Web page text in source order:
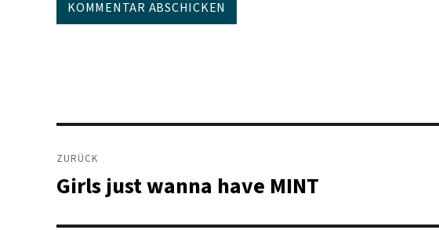
Beitragsnavigation
ZURÜCK
Vorheriger
Girls just wanna have MINT